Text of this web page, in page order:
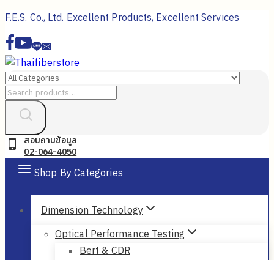
Skip
to
content
F.E.S. Co., Ltd. Excellent Products, Excellent Services
Search
สอบถามข้อมูล
02-064-4050
Shop By Categories
Dimension Technology
Optical Performance Testing